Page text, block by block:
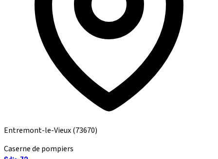
Entremont-le-Vieux(73670)
Caserne de pompiers